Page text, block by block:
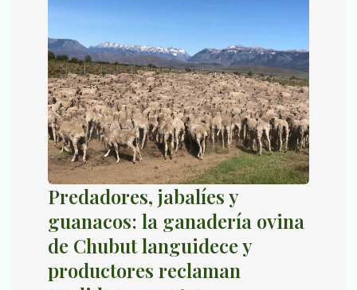
Predadores, jabalíes y
guanacos: la ganadería ovina
de Chubut languidece y
productores reclaman